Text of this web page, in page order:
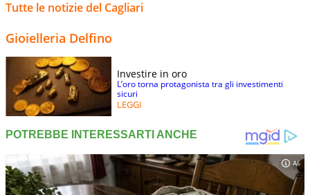
Tutte le notizie del Cagliari
Gioielleria Delfino
Investire in oro
L’oro torna protagonista tra gli investimenti
sicuri
LEGGI